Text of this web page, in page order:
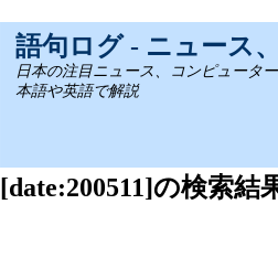
語句ログ - ニュース
日本の注目ニュース、コンピュータ
本語や英語で解説
[date:200511]の検索結